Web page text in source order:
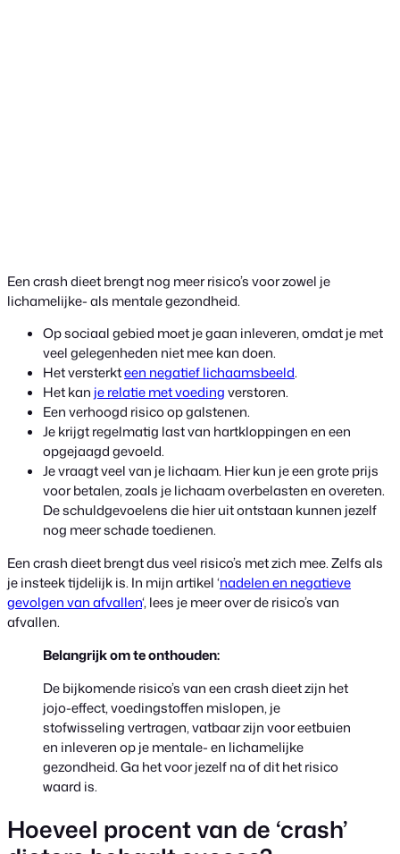
Een crash dieet brengt nog meer risico’s voor zowel je
lichamelijke- als mentale gezondheid.
Op sociaal gebied moet je gaan inleveren, omdat je met
veel gelegenheden niet mee kan doen.
Het versterkteen negatief lichaamsbeeld.
Het kan je relatie met voedingverstoren.
Een verhoogd risico op galstenen.
Je krijgt regelmatig last van hartkloppingen en een
opgejaagd gevoeld.
Je vraagt veel van je lichaam. Hier kun je een grote prijs
voor betalen, zoals je lichaam overbelasten en overeten.
De schuldgevoelens die hier uit ontstaan kunnen jezelf
nog meer schade toedienen.
Een crash dieet brengt dus veel risico’s met zich mee. Zelfs als
je insteek tijdelijk is. In mijn artikel ‘nadelen en negatieve
gevolgen van afvallen‘, lees je meer over de risico’s van
afvallen.
Belangrijk om te onthouden:
De bijkomende risico’s van een crash dieet zijn het
jojo-effect, voedingstoffen mislopen, je
stofwisseling vertragen, vatbaar zijn voor eetbuien
en inleveren op je mentale- en lichamelijke
gezondheid. Ga het voor jezelf na of dit het risico
waard is.
Hoeveel procent van de ‘crash’